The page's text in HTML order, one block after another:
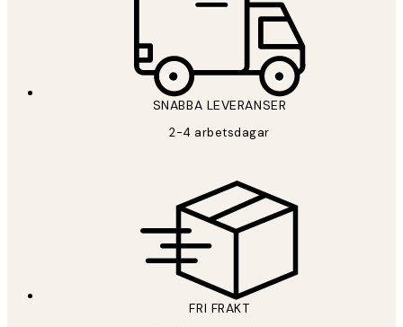
SNABBA LEVERANSER
2-4 arbetsdagar
FRI FRAKT